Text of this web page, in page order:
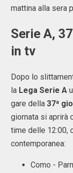
mattina alla sera
Serie A,
in tv
Dopo lo
la Lega Serie A
gare della 37ª
giornata si aprirà
time delle 12:00,
contemporanea:
Como -